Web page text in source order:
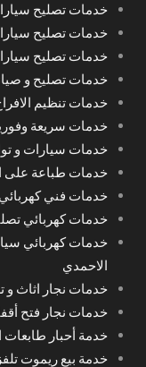
خدمات تصليح سيارات
خدمات تصليح
خدمات تصليح
خدمات تصليح و
خدمات تنظيم
خدمات سريعة
خدمات سيارات و
خدمات طباعة على
خدمات فني
خدمات كهربائي
خدمات كهربائي
الاحمدي
خدمات نجار اثاث و
خدمات نجار فتح
خدمة أحبار
خدمة بيع ريموت